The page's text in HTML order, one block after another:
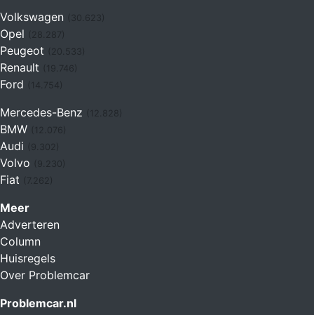
Volkswagen (30.623)
Opel
Peugeot
Renault (19.746)
Ford (14.754)
Mercedes-Benz
BMW (12.076)
Audi
Volvo
Fiat (7.262)
Meer
Adverteren
Column
Huisregels
Over Problemcar
Problemcar.nl